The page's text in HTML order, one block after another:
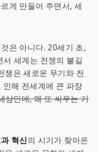
게 만들어 주면서, 세
은 아니다. 20세기 초,
서 세계는 전쟁의 불길
은 새로운 무기와 전
해 전세계에 큰 파장
상인데, 왜 또 싸우는 거
혁신의 시기가 찾아온